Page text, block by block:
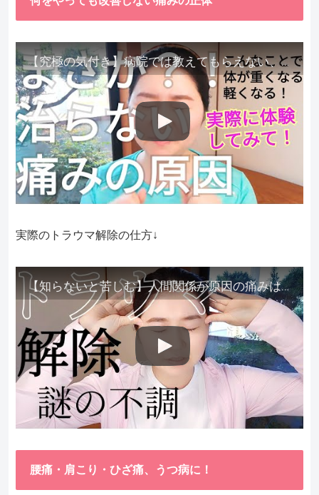
【究極の気付き】病院では教えてもらえない、その長年悩んできた痛み、症状、どうして治らないのか？痛みの正体、実際に今すぐ試して知ってほしい。
実際のトラウマ解除の仕方↓
【知らないと苦しむ】人間関係が原因の痛みはトラウマ解除が必須。病院に行っても原因不明で治らない不調はこれをしてからケアしてみてください。
腰痛・肩こり・ひざ痛、うつ病に！